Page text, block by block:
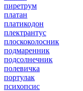
пиретрум
платан
платикодон
плектрантус
плоскоколосник
подмаренник
подсолнечник
полевичка
портулак
психопсис